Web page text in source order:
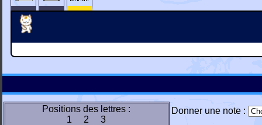
Positions des lettres :
1 2 3
Donner une note :